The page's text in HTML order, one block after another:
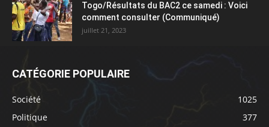
Togo/Résultats du BAC2 ce samedi : Voici
comment consulter (Communiqué)
juillet 21, 2023
CATÉGORIE POPULAIRE
Société
1025
Politique
377